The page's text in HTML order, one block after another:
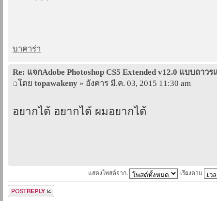
บาคาร่า
Re: แจกAdobe Photoshop CS5 Extended v12.0 แบบถาว
โดย topawakeny » อังคาร มี.ค. 03, 2015 11:30 am
อยากได้ อยากได้ ผมอยากได้
แสดงโพสต์จาก: เรียงตาม
ตอบกระทู้